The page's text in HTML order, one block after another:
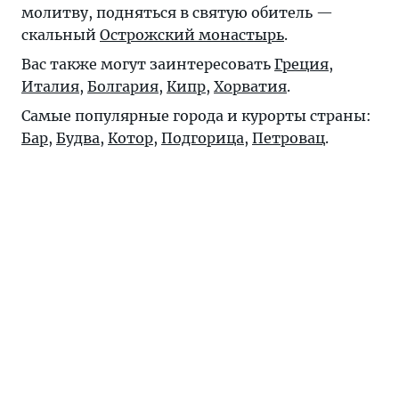
молитву, подняться в святую обитель —
скальный Острожский монастырь.
Вас также могут заинтересовать Греция,
Италия, Болгария, Кипр, Хорватия.
Самые популярные города и курорты страны:
Бар, Будва, Котор, Подгорица, Петровац.